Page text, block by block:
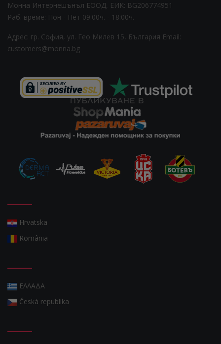
Монна Интернешънъл ЕООД, ЕИК: BG206774951
Раб. време: Пoн - Пет 09:00ч. - 18:00ч.
Адрес: гр. София, ул. Гео Милев 15, България Email:
customers@monna.bg
Hrvatska
România
ΕΛΛΑΔΑ
Česká republika